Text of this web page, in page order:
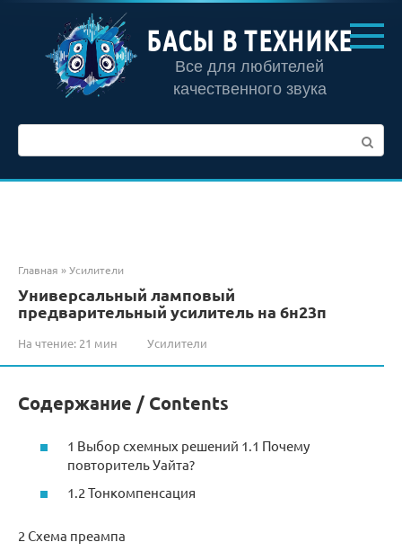
контенту
БАСЫ В ТЕХНИКЕ
Все для любителей
качественного звука
Главная »Усилители
Универсальный ламповый
предварительный усилитель на 6н23п
На чтение: 21 мин Усилители
Содержание / Contents
1 Выбор схемных решений 1.1 Почему
повторитель Уайта?
1.2 Тонкомпенсация
2 Схема преампа